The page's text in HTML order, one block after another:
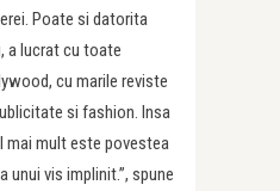
Poate si datorita
a lucrat cu toate
cu marile reviste
si fashion. Insa
mai mult este povestea
unui vis implinit.”, spune